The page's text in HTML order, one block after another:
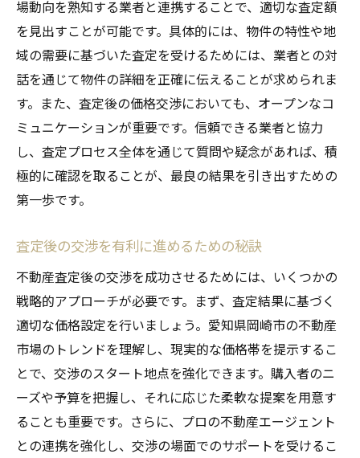
場動向を熟知する業者と連携することで、適切な査定額
を見出すことが可能です。具体的には、物件の特性や地
域の需要に基づいた査定を受けるためには、業者との対
話を通じて物件の詳細を正確に伝えることが求められま
す。また、査定後の価格交渉においても、オープンなコ
ミュニケーションが重要です。信頼できる業者と協力
し、査定プロセス全体を通じて質問や疑念があれば、積
極的に確認を取ることが、最良の結果を引き出すための
第一歩です。
査定後の交渉を有利に進めるための秘訣
不動産査定後の交渉を成功させるためには、いくつかの
戦略的アプローチが必要です。まず、査定結果に基づく
適切な価格設定を行いましょう。愛知県岡崎市の不動産
市場のトレンドを理解し、現実的な価格帯を提示するこ
とで、交渉のスタート地点を強化できます。購入者のニ
ーズや予算を把握し、それに応じた柔軟な提案を用意す
ることも重要です。さらに、プロの不動産エージェント
との連携を強化し、交渉の場面でのサポートを受けるこ